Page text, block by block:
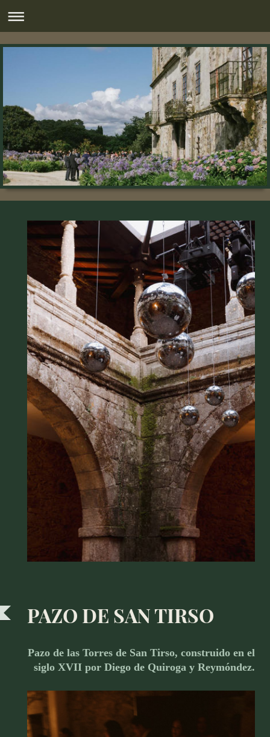
PAZO DE SAN TIRSO
Pazo de las Torres de San Tirso, construido en el
siglo XVII por Diego de Quiroga y Reymóndez.